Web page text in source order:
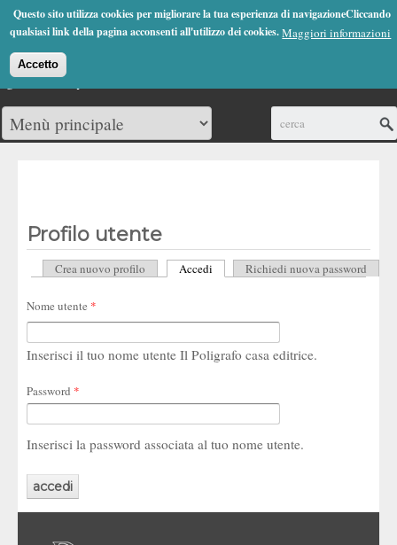
Questo sito utilizza cookies per migliorare la tua esperienza di navigazioneCliccando
qualsiasi link della pagina acconsenti all'utilizzo dei cookies.Maggiori informazioni
Accetto
Jump to Navigation
(0)
Profilo utente
Schede primarie
Crea nuovo profilo Accedi (scheda attiva)
Richiedi nuova password
Nome utente *
Inserisci il tuo nome utente Il Poligrafo casa editrice.
Password *
Inserisci la password associata al tuo nome utente.